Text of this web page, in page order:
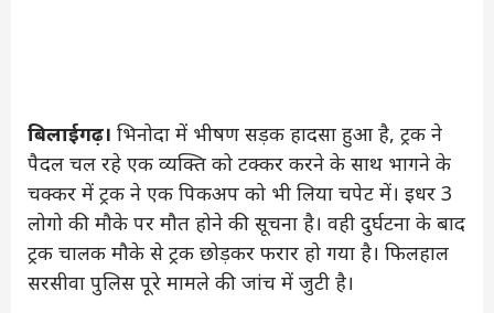
बिलाईगढ़। भिनोदा में भीषण सड़क हादसा हुआ है, ट्रक ने
पैदल चल रहे एक व्यक्ति को टक्कर करने के साथ भागने के
चक्कर में ट्रक ने एक पिकअप को भी लिया चपेट में। इधर 3
लोगो की मौके पर मौत होने की सूचना है। वही दुर्घटना के बाद
ट्रक चालक मौके से ट्रक छोड़कर फरार हो गया है। फिलहाल
सरसीवा पुलिस पूरे मामले की जांच में जुटी है।